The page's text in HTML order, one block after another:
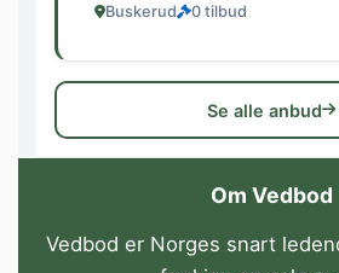
Buskerud 0 tilbud
Se alle anbud
Om Vedbod
Vedbod er Norges snart